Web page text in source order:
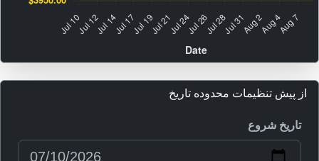
از پیش تنظیمات محدوده تاریخ
تاریخ شروع